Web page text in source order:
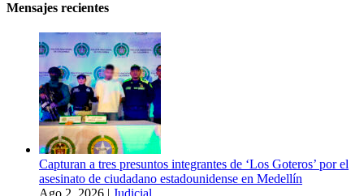
Mensajes recientes
Capturan a tres presuntos integrantes de ‘Los Goteros’ por el
asesinato de ciudadano estadounidense en Medellín